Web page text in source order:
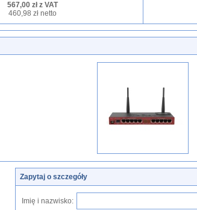
567,00 zł z VAT
460,98 zł netto
Zapytaj o szczegóły
Imię i nazwisko: